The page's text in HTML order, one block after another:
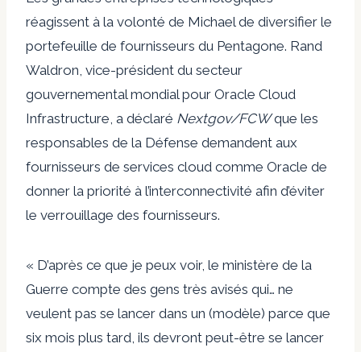
réagissent à la volonté de Michael de diversifier le
portefeuille de fournisseurs du Pentagone. Rand
Waldron, vice-président du secteur
gouvernemental mondial pour Oracle Cloud
Infrastructure, a déclaré Nextgov/FCWque les
responsables de la Défense demandent aux
fournisseurs de services cloud comme Oracle de
donner la priorité à l’interconnectivité afin d’éviter
le verrouillage des fournisseurs.
« D’après ce que je peux voir, le ministère de la
Guerre compte des gens très avisés qui… ne
veulent pas se lancer dans un (modèle) parce que
six mois plus tard, ils devront peut-être se lancer